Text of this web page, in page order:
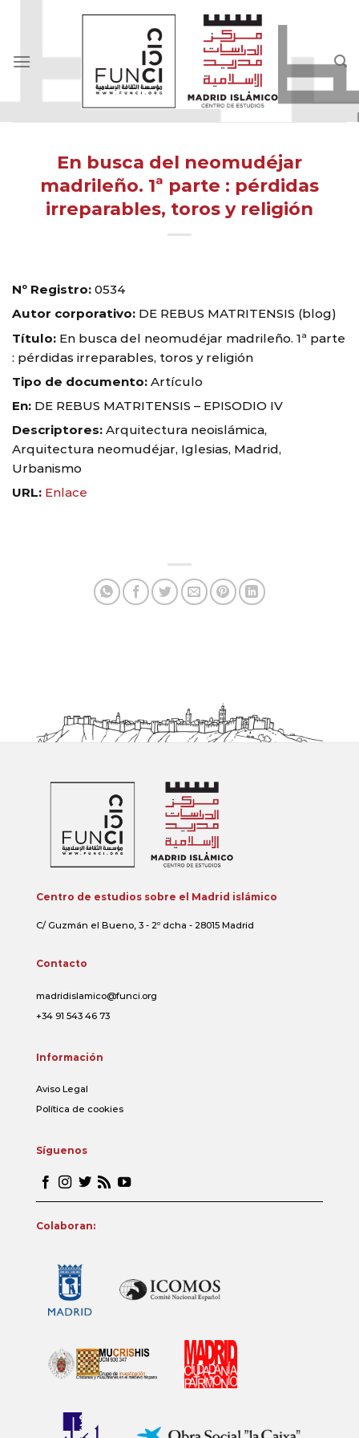
En busca del neomudéjar
madrileño. 1ª parte : pérdidas
irreparables, toros y religión
Nº Registro: 0534
Autor corporativo: DE REBUS MATRITENSIS (blog)
Título: En busca del neomudéjar madrileño. 1ª parte
: pérdidas irreparables, toros y religión
Tipo de documento: Artículo
En: DE REBUS MATRITENSIS – EPISODIO IV
Descriptores: Arquitectura neoislámica,
Arquitectura neomudéjar, Iglesias, Madrid,
Urbanismo
URL: Enlace
Centro de estudios sobre el Madrid islámico
C/ Guzmán el Bueno, 3 - 2º dcha - 28015 Madrid
Contacto
madridislamico@funci.org
+34 91 543 46 73
Información
Aviso Legal
Política de cookies
Síguenos
Colaboran: